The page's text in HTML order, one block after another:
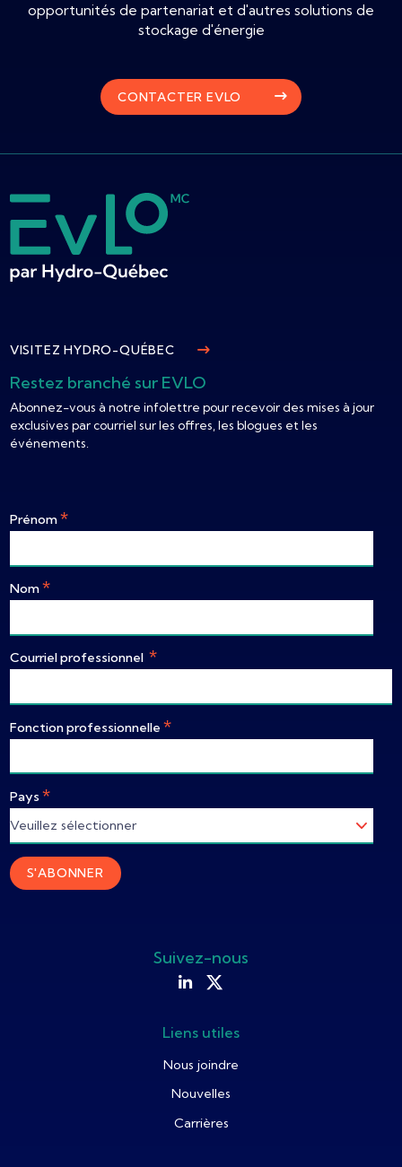
opportunités de partenariat et d'autres solutions de
stockage d'énergie
CONTACTER EVLO
VISITEZ HYDRO-QUÉBEC
Restez branché sur EVLO
Abonnez-vous à notre infolettre pour recevoir des mises à jour
exclusives par courriel sur les offres, les blogues et les
événements.
Prénom*
Nom*
Courriel professionnel *
Fonction professionnelle *
Pays *
Suivez-nous
Liens utiles
Nous joindre
Nouvelles
Carrières